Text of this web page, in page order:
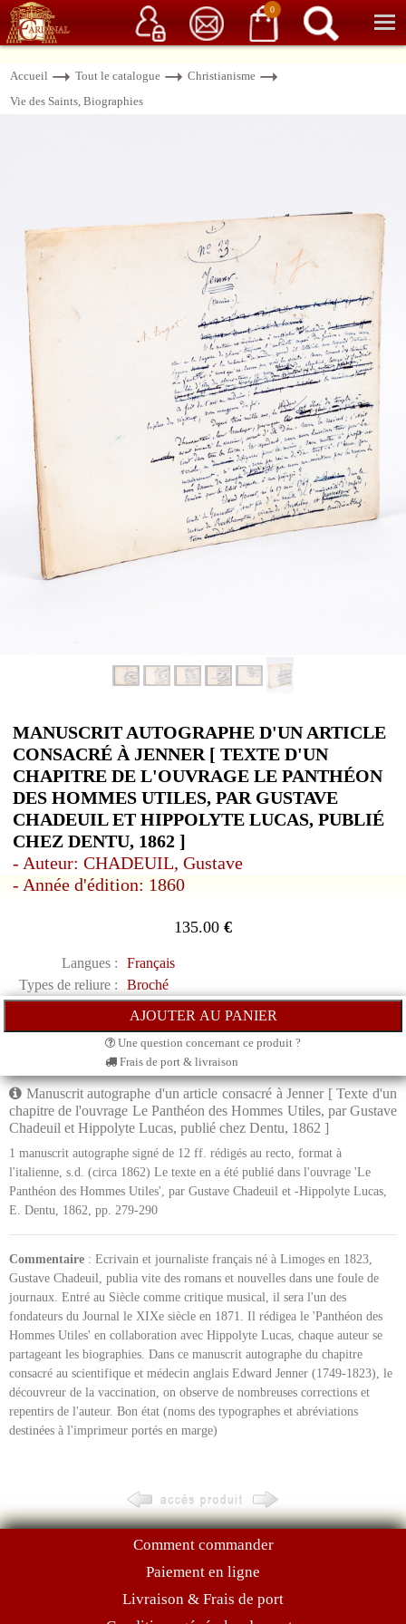
0
Service client 06 15 37 15 37 Librairie de livres anciens & rares
Accueil Tout le catalogue
Christianisme
Vie des Saints, Biographies
MANUSCRIT AUTOGRAPHE D'UN ARTICLE
CONSACRÉ À JENNER [ TEXTE D'UN
CHAPITRE DE L'OUVRAGE LE PANTHÉON
DES HOMMES UTILES, PAR GUSTAVE
CHADEUIL ET HIPPOLYTE LUCAS, PUBLIÉ
CHEZ DENTU, 1862 ]
- Auteur: CHADEUIL, Gustave
- Année d'édition: 1860
135.00 €
Langues :
Français
Types de reliure :
Broché
Une question concernant ce produit ?
Frais de port & livraison
Manuscrit autographe d'un article consacré à Jenner [ Texte d'un
chapitre de l'ouvrage Le Panthéon des Hommes Utiles, par Gustave
Chadeuil et Hippolyte Lucas, publié chez Dentu, 1862 ]
1 manuscrit autographe signé de 12 ff. rédigés au recto, format à
l'italienne, s.d. (circa 1862) Le texte en a été publié dans l'ouvrage 'Le
Panthéon des Hommes Utiles', par Gustave Chadeuil et -Hippolyte Lucas,
E. Dentu, 1862, pp. 279-290
Commentaire : Ecrivain et journaliste français né à Limoges en 1823,
Gustave Chadeuil, publia vite des romans et nouvelles dans une foule de
journaux. Entré au Siècle comme critique musical, il sera l'un des
fondateurs du Journal le XIXe siècle en 1871. Il rédigea le 'Panthéon des
Hommes Utiles' en collaboration avec Hippolyte Lucas, chaque auteur se
partageant les biographies. Dans ce manuscrit autographe du chapitre
consacré au scientifique et médecin anglais Edward Jenner (1749-1823), le
découvreur de la vaccination, on observe de nombreuses corrections et
repentirs de l'auteur. Bon état (noms des typographes et abréviations
destinées à l'imprimeur portés en marge)
Comment commander
Paiement en ligne
Livraison & Frais de port